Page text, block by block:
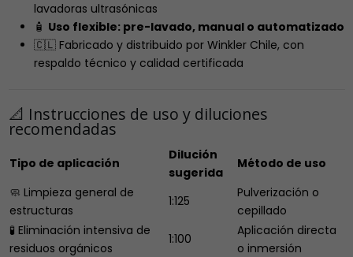
lavadoras ultrasónicas
🧴 Uso flexible: pre-lavado, manual o automatizado
🇨🇱 Fabricado y distribuido por Winkler Chile, con
respaldo técnico y calidad certificada
📐 Instrucciones de uso y diluciones
recomendadas
Tipo de aplicación
Dilución
sugerida
Método de uso
🧼 Limpieza general de
estructuras
1:125
Pulverización o
cepillado
🧪 Eliminación intensiva de
residuos orgánicos
1:100
Aplicación directa
o inmersión